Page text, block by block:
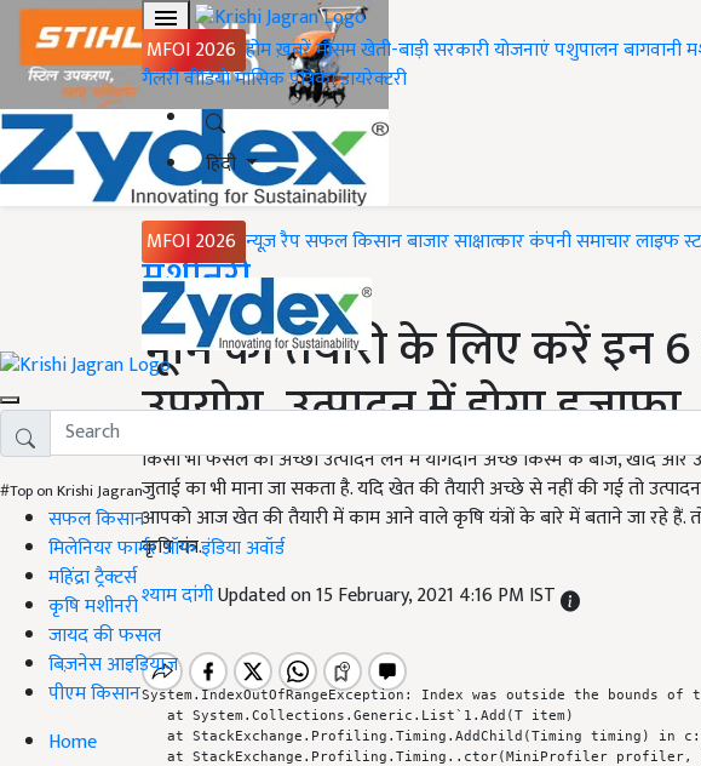
MFOI 2026 होमख़बरेंमौसमखेती-बाड़ीसरकारी योजनाएंपशुपालनबागवानी
गैलरीवीडियोमासिक पत्रिकाडायरेक्टरी
हिंदी
MFOI 2026 न्यूज़ रैपसफल किसानबाजारसाक्षात्कारकंपनी समाचारलाइफ
#Top on Krishi Jagran
सफल किसान
मिलेनियर फार्मर ऑफ इंडिया अवॉर्ड
महिंद्रा ट्रैक्टर्स
कृषि मशीनरी
जायद की फसल
बिज़नेस आइडियाज
पीएम किसान
Home
Home
मशीनरी
भूमि की तैयारी के लिए करें इन 6
उपयोग, उत्पादन में होगा इजाफा
किसी भी फसल का अच्छा उत्पादन लेने में योगदान अच्छे किस्म के बीज, खाद और
जुताई का भी माना जा सकता है. यदि खेत की तैयारी अच्छे से नहीं की गई तो
आपको आज खेत की तैयारी में काम आने वाले कृषि यंत्रों के बारे में बताने जा रहे हैं.
कृषि यंत्र.
श्याम दांगीUpdated on 15 February, 2021 4:16 PM IST
System.IndexOutOfRangeException: Index was outside the bounds of
   at System.Collections.Generic.List`1.Add(T item)
at StackExchange.Profiling.Timing.AddChild(Timing timing) in
at StackExchange.Profiling.Timing..ctor(MiniProfiler